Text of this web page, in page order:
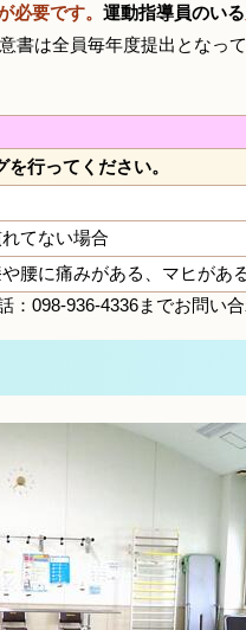
必要です。 運動指導員のいる
書は全員毎年度提出となっ
行ってください。
てない場合
腰に痛みがある、マヒがある
098-936-4336までお問い合